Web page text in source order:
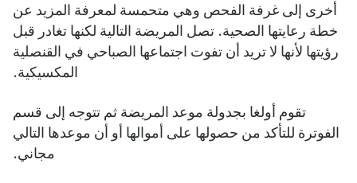
أخرى إلى غرفة الفحص وهي متحمسة لمعرفة المزيد عن
خطة رعايتها الصحية. تصل المريضة التالية لكنها تغادر قبل
رؤيتها لأنها لا تريد أن تفوت اجتماعها الصباحي في القنصلية
المكسيكية.
تقوم أولغا بجدولة موعد المريضة ثم تتوجه إلى قسم
الفوترة للتأكد من حصولها على أموالها أو أن موعدها التالي
مجاني.